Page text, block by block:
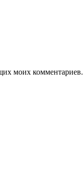
моих комментариев.